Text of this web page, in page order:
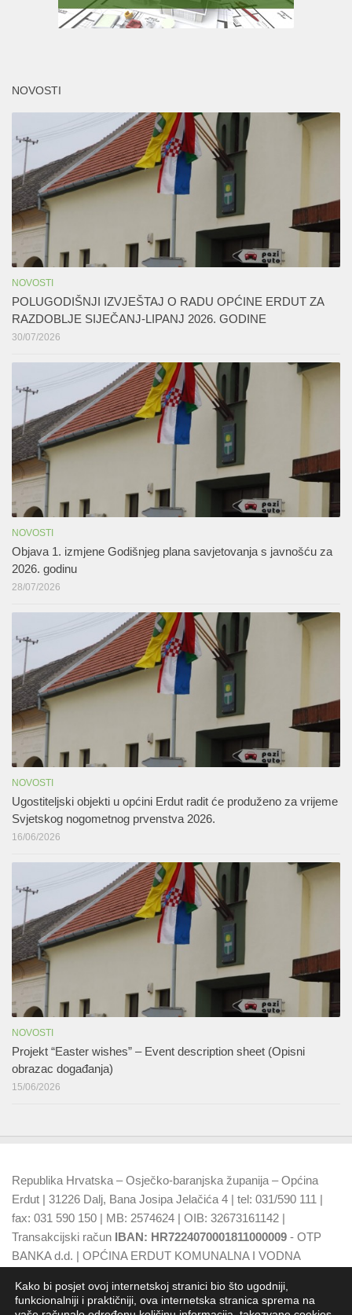
NOVOSTI
NOVOSTI
POLUGODIŠNJI IZVJEŠTAJ O RADU OPĆINE ERDUT ZA
RAZDOBLJE SIJEČANJ-LIPANJ 2026. GODINE
30/07/2026
NOVOSTI
Objava 1. izmjene Godišnjeg plana savjetovanja s javnošću za
2026. godinu
28/07/2026
NOVOSTI
Ugostiteljski objekti u općini Erdut radit će produženo za vrijeme
Svjetskog nogometnog prvenstva 2026.
16/06/2026
NOVOSTI
Projekt “Easter wishes” – Event description sheet (Opisni
obrazac događanja)
15/06/2026
Republika Hrvatska – Osječko-baranjska županija – Općina
Erdut | 31226 Dalj, Bana Josipa Jelačića 4 | tel: 031/590 111 |
fax: 031 590 150 | MB: 2574624 | OIB: 32673161142 |
Transakcijski račun IBAN: HR7224070001811000009 - OTP
BANKA d.d. | OPĆINA ERDUT KOMUNALNA I VODNA
d.d.
Kako bi posjet ovoj internetskoj stranici bio što ugodniji,
funkcionalniji i praktičniji, ova internetska stranica sprema na